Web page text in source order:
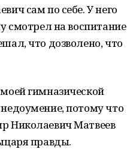
сам по себе. У него
смотрел на воспитание
что дозволено, что
гимназической
потому что
Николаевич Матвеев
правды.